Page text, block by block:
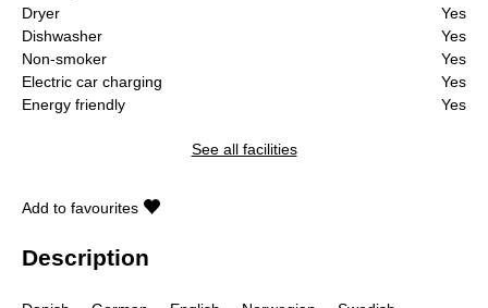
Dryer
Yes
Dishwasher
Yes
Non-smoker
Yes
Electric car charging
Yes
Energy friendly
Yes
See all facilities
Add to favourites
Description